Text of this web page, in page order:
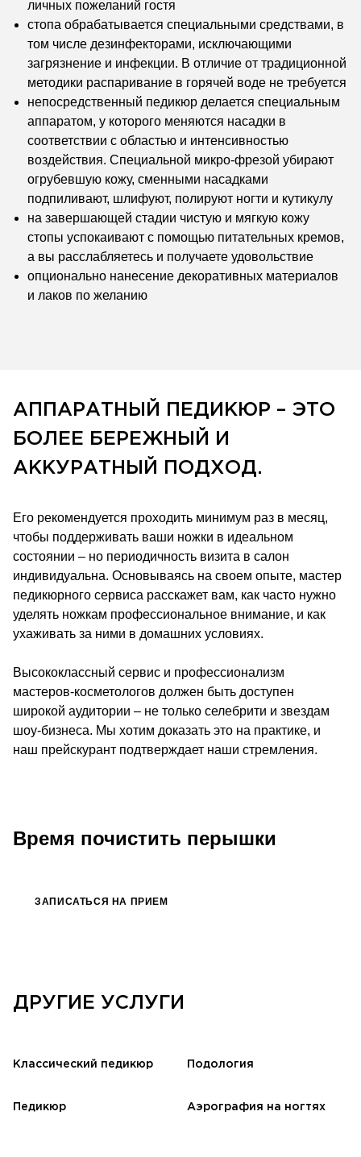
личных пожеланий гостя
стопа обрабатывается специальными средствами, в
том числе дезинфекторами, исключающими
загрязнение и инфекции. В отличие от традиционной
методики распаривание в горячей воде не требуется
непосредственный педикюр делается специальным
аппаратом, у которого меняются насадки в
соответствии с областью и интенсивностью
воздействия. Специальной микро-фрезой убирают
огрубевшую кожу, сменными насадками
подпиливают, шлифуют, полируют ногти и кутикулу
на завершающей стадии чистую и мягкую кожу
стопы успокаивают с помощью питательных кремов,
а вы расслабляетесь и получаете удовольствие
опционально нанесение декоративных материалов
и лаков по желанию
АППАРАТНЫЙ ПЕДИКЮР – ЭТО
БОЛЕЕ БЕРЕЖНЫЙ И
АККУРАТНЫЙ ПОДХОД.
Его рекомендуется проходить минимум раз в месяц,
чтобы поддерживать ваши ножки в идеальном
состоянии – но периодичность визита в салон
индивидуальна. Основываясь на своем опыте, мастер
педикюрного сервиса расскажет вам, как часто нужно
уделять ножкам профессиональное внимание, и как
ухаживать за ними в домашних условиях.
Высококлассный сервис и профессионализм
мастеров-косметологов должен быть доступен
широкой аудитории – не только селебрити и звездам
шоу-бизнеса. Мы хотим доказать это на практике, и
наш прейскурант подтверждает наши стремления.
Время почистить перышки
ЗАПИСАТЬСЯ НА ПРИЕМ
ДРУГИЕ УСЛУГИ
Классический педикюр Подология
Педикюр Аэрография на ногтях